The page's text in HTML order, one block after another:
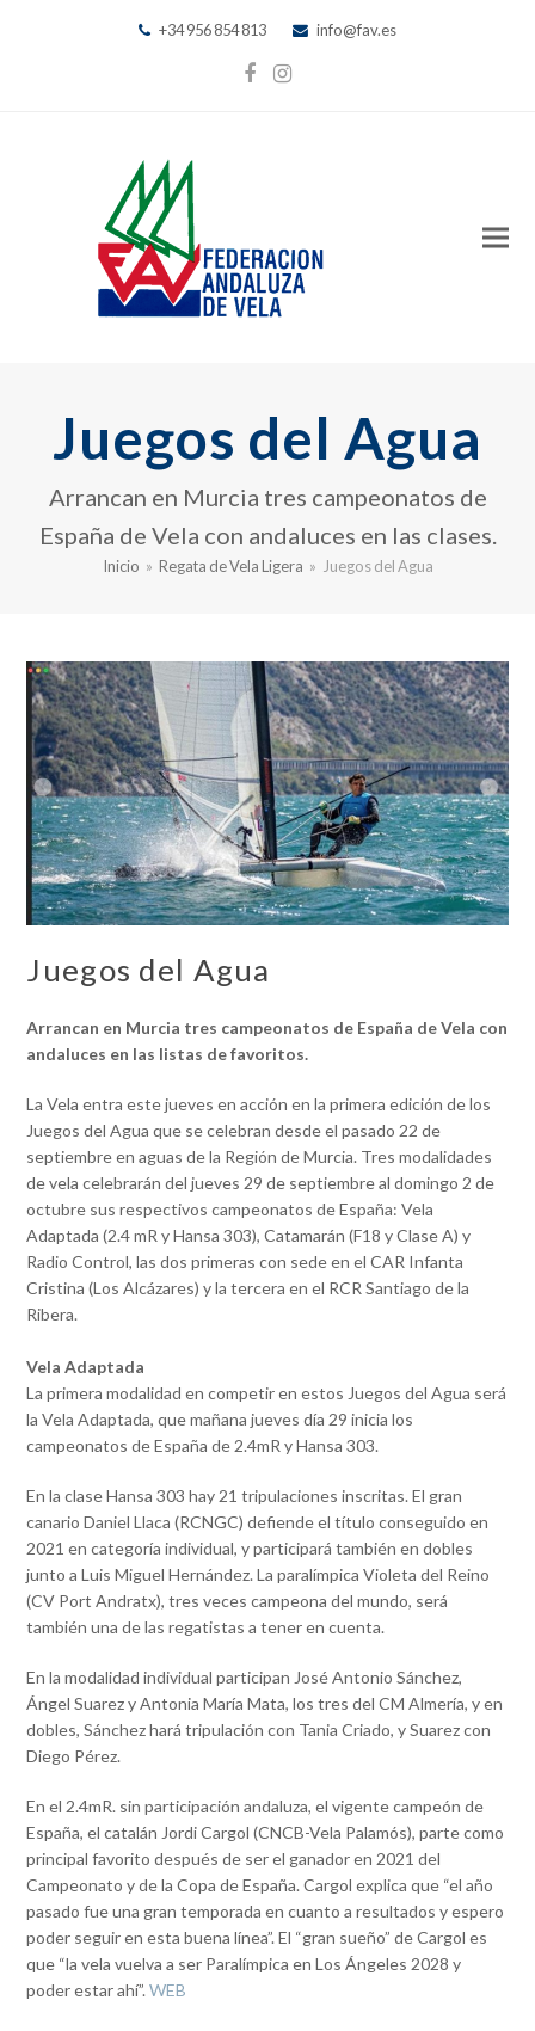
+34 956 854 813 info@fav.es
Facebook
Instagram
Juegos del Agua
Arrancan en Murcia tres campeonatos de
España de Vela con andaluces en las clases.
Inicio » Regata de Vela Ligera » Juegos del Agua
Juegos del Agua
Arrancan en Murcia tres campeonatos de España de Vela con
andaluces en las listas de favoritos.
La Vela entra este jueves en acción en la primera edición de los
Juegos del Agua que se celebran desde el pasado 22 de
septiembre en aguas de la Región de Murcia. Tres modalidades
de vela celebrarán del jueves 29 de septiembre al domingo 2 de
octubre sus respectivos campeonatos de España: Vela
Adaptada (2.4 mR y Hansa 303), Catamarán (F18 y Clase A) y
Radio Control, las dos primeras con sede en el CAR Infanta
Cristina (Los Alcázares) y la tercera en el RCR Santiago de la
Ribera.
Vela Adaptada
La primera modalidad en competir en estos Juegos del Agua será
la Vela Adaptada, que mañana jueves día 29 inicia los
campeonatos de España de 2.4mR y Hansa 303.
En la clase Hansa 303 hay 21 tripulaciones inscritas. El gran
canario Daniel Llaca (RCNGC) defiende el título conseguido en
2021 en categoría individual, y participará también en dobles
junto a Luis Miguel Hernández. La paralímpica Violeta del Reino
(CV Port Andratx), tres veces campeona del mundo, será
también una de las regatistas a tener en cuenta.
En la modalidad individual participan José Antonio Sánchez,
Ángel Suarez y Antonia María Mata, los tres del CM Almería, y en
dobles, Sánchez hará tripulación con Tania Criado, y Suarez con
Diego Pérez.
En el 2.4mR. sin participación andaluza, el vigente campeón de
España, el catalán Jordi Cargol (CNCB-Vela Palamós), parte como
principal favorito después de ser el ganador en 2021 del
Campeonato y de la Copa de España. Cargol explica que “el año
pasado fue una gran temporada en cuanto a resultados y espero
poder seguir en esta buena línea”. El “gran sueño” de Cargol es
que “la vela vuelva a ser Paralímpica en Los Ángeles 2028 y
poder estar ahí”.WEB